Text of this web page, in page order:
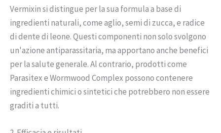
Vermixin si distingue per la sua formula a base di
ingredienti naturali, come aglio, semi di zucca, e radice
di dente di leone. Questi componenti non solo svolgono
un'azione antiparassitaria, ma apportano anche benefici
per la salute generale. Al contrario, prodotti come
Parasitex e Wormwood Complex possono contenere
ingredienti chimici o sintetici che potrebbero non essere
graditi a tutti.